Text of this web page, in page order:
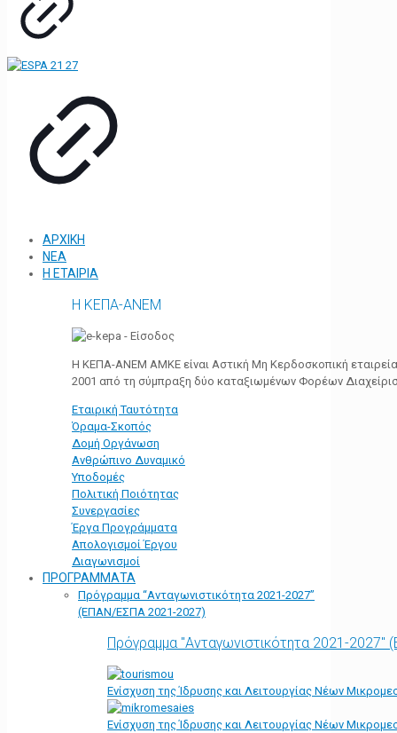
ΑΡΧΙΚΗ
ΝΕΑ
Η ΕΤΑΙΡΙΑ
Η ΚΕΠΑ-ΑΝΕΜ
Η ΚΕΠΑ-ΑΝΕΜ ΑΜΚΕ είναι Αστική Μη Κερδοσκοπική
2001 από τη σύμπραξη δύο καταξιωμένων Φορέων
Εταιρική Ταυτότητα
Όραμα-Σκοπός
Δομή Οργάνωση
Ανθρώπινο Δυναμικό
Υποδομές
Πολιτική Ποιότητας
Συνεργασίες
Έργα Προγράμματα
Απολογισμοί Έργου
Διαγωνισμοί
ΠΡΟΓΡΑΜΜΑΤΑ
Πρόγραμμα “Ανταγωνιστικότητα 2021-2027”
(ΕΠΑΝ/ΕΣΠΑ 2021-2027)
Πρόγραμμα "Ανταγωνιστικότητα 2021-
Ενίσχυση της Ίδρυσης και Λειτουργίας Νέων
Ενίσχυση της Ίδρυσης και Λειτουργίας Νέων